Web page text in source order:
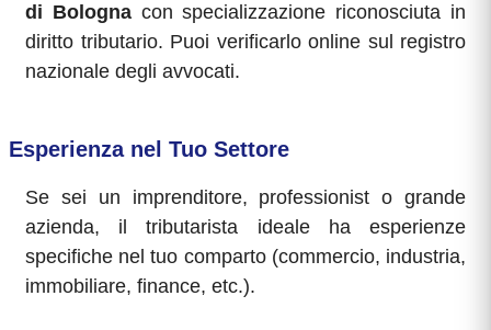
di Bolognacon specializzazione riconosciuta in
diritto tributario. Puoi verificarlo online sul registro
nazionale degli avvocati.
Esperienza nel Tuo Settore
Se sei un imprenditore, professionist o grande
azienda, il tributarista ideale ha esperienze
specifiche nel tuo comparto (commercio, industria,
immobiliare, finance, etc.).